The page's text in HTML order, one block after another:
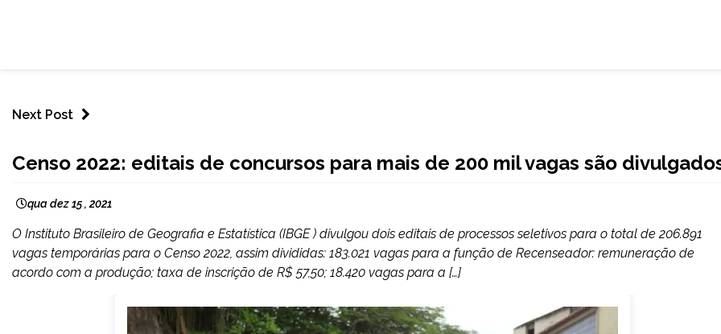
Next Post
NOTÍCIAS
Censo 2022: editais de concursos para mais de 200 mil vagas são
qua dez 15 , 2021
O Instituto Brasileiro de Geografia e Estatística (IBGE ) divulgou dois editais de processos seletivos para o total de 206.891
vagas temporárias para o Censo 2022, assim divididas: 183.021 vagas para a função de Recenseador: remuneração de
acordo com a produção; taxa de inscrição de R$ 57,50; 18.420 vagas para a […]